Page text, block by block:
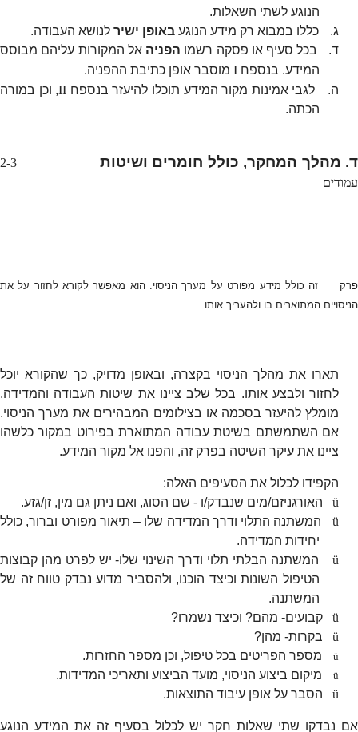
הנוגע לשתי השאלות.
ג.
כללו במבוא רק מידע הנוגע באופן ישיר לנושא העבודה.
ד.
בכל סעיף או פסקה רשמו הפניה אל המקורות עליהם מבוסס
המידע. בנספח I מוסבר אופן כתיבת ההפניה.
ה.
לגבי אמינות מקור המידע תוכלו להיעזר בנספח II, וכן במורה
הכתה.
ד. מהלך המחקר, כולל חומרים ושיטות
2-3
עמודים
פרק זה כולל מידע מפורט על מערך הניסוי. הוא מאפשר לקורא לחזור על את
הניסויים המתוארים בו ולהעריך אותו.
תארו את מהלך הניסוי בקצרה, ובאופן מדויק, כך שהקורא יוכל
לחזור ולבצע אותו. בכל שלב ציינו את שיטות העבודה והמדידה.
מומלץ להיעזר בסכמה או בצילומים המבהירים את מערך הניסוי.
אם השתמשתם בשיטת עבודה המתוארת בפירוט במקור כלשהו
ציינו את עיקר השיטה בפרק זה, והפנו אל מקור המידע.
הקפידו לכלול את הסעיפים האלה:
ü
האורגניזם/מים שנבדק/ו - שם הסוג, ואם ניתן גם מין, זן/גזע.
ü
המשתנה התלוי ודרך המדידה שלו – תיאור מפורט וברור, כולל
יחידות המדידה.
ü
המשתנה הבלתי תלוי ודרך השינוי שלו- יש לפרט מהן קבוצות
הטיפול השונות וכיצד הוכנו, ולהסביר מדוע נבדק טווח זה של
המשתנה.
ü
קבועים- מהם? וכיצד נשמרו?
ü
בקרות- מהן?
ü מספר הפריטים בכל טיפול, וכן מספר החזרות.
ü
מיקום ביצוע הניסוי, מועד הביצוע ותאריכי המדידות.
ü
הסבר על אופן עיבוד התוצאות.
אם נבדקו שתי שאלות חקר יש לכלול בסעיף זה את המידע הנוגע